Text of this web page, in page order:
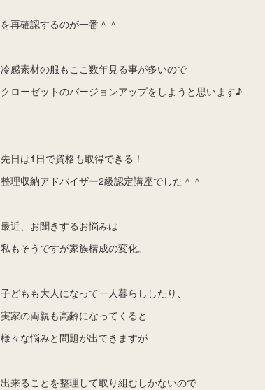
を再確認するのが一番＾＾
冷感素材の服もここ数年見る事が多いので
クローゼットのバージョンアップをしようと思います♪
先日は1日で資格も取得できる！
整理収納アドバイザー2級認定講座でした＾＾
最近、お聞きするお悩みは
私もそうですが家族構成の変化。
子どもも大人になって一人暮らししたり、
実家の両親も高齢になってくると
様々な悩みと問題が出てきますが
出来ることを整理して取り組むしかないので